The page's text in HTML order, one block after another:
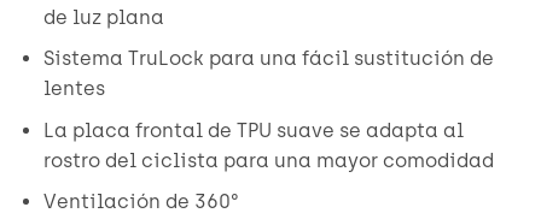
de luz plana
Sistema TruLock para una fácil sustitución de
lentes
La placa frontal de TPU suave se adapta al
rostro del ciclista para una mayor comodidad
Ventilación de 360°